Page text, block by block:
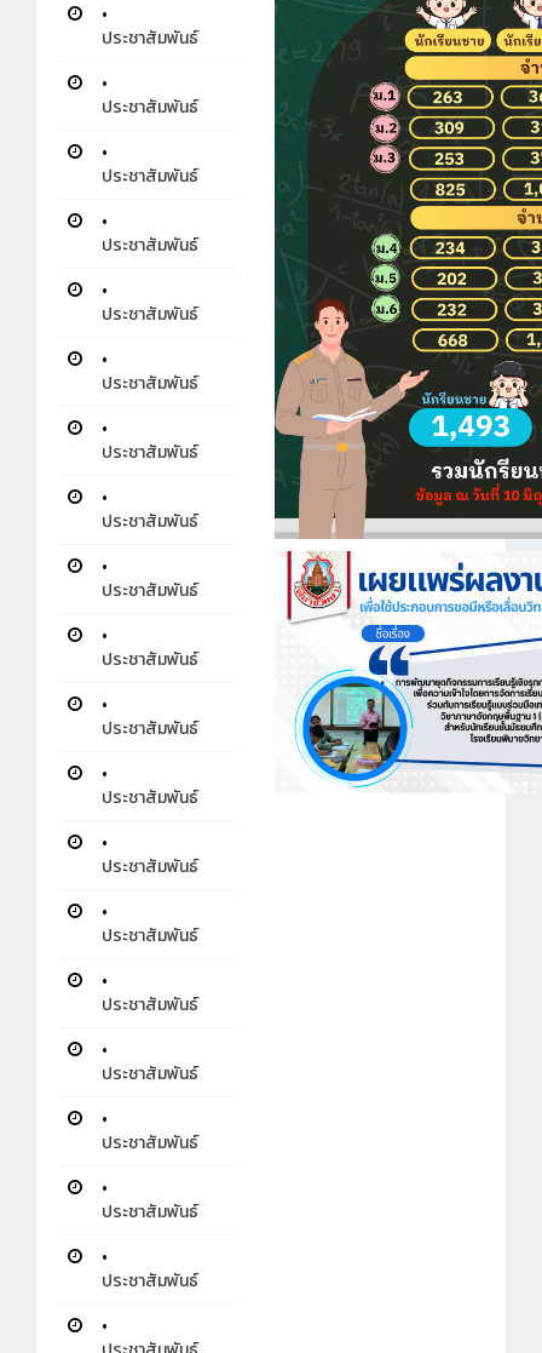
•
ประชาสัมพันธ์
•
ประชาสัมพันธ์
•
ประชาสัมพันธ์
•
ประชาสัมพันธ์
•
ประชาสัมพันธ์
•
ประชาสัมพันธ์
•
ประชาสัมพันธ์
•
ประชาสัมพันธ์
•
ประชาสัมพันธ์
•
ประชาสัมพันธ์
•
ประชาสัมพันธ์
•
ประชาสัมพันธ์
•
ประชาสัมพันธ์
•
ประชาสัมพันธ์
•
ประชาสัมพันธ์
•
ประชาสัมพันธ์
•
ประชาสัมพันธ์
•
ประชาสัมพันธ์
•
ประชาสัมพันธ์
•